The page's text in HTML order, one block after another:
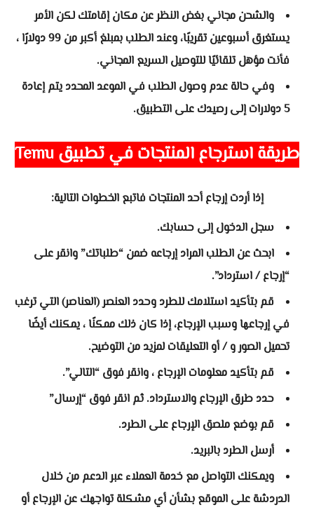
والشحن مجاني بغض النظر عن مكان إقامتك لكن الأمر
يستغرق أسبوعين تقريبًا، وعند الطلب بمبلغ أكبر من 99 دولارًا ،
فأنت مؤهل تلقائيًا للتوصيل السريع المجاني.
وفي حالة عدم وصول الطلب في الموعد المحدد يتم إعادة
5 دولارات إلى رصيدك على التطبيق.
طريقة استرجاع المنتجات في تطبيق Temu
إذا أردت إرجاع أحد المنتجات فاتبع الخطوات التالية:
سجل الدخول إلى حسابك.
ابحث عن الطلب المراد إرجاعه ضمن “طلباتك” وانقر على
“إرجاع / استرداد”.
قم بتأكيد استلامك للطرد وحدد العنصر (العناصر) التي ترغب
في إرجاعها وسبب الإرجاع، إذا كان ذلك ممكنًا ، يمكنك أيضًا
تحميل الصور و / أو التعليقات لمزيد من التوضيح.
قم بتأكيد معلومات الإرجاع ، وانقر فوق “التالي”.
حدد طرق الإرجاع والاسترداد. ثم انقر فوق “إرسال”
قم بوضع ملصق الإرجاع على الطرد.
أرسل الطرد بالبريد.
ويمكنك التواصل مع خدمة العملاء عبر الدعم من خلال
الدردشة على الموقع بشأن أي مشكلة تواجهك عن الإرجاع أو